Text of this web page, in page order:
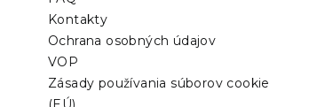
Kontakty
Ochrana osobných údajov
VOP
Zásady používania súborov cookie